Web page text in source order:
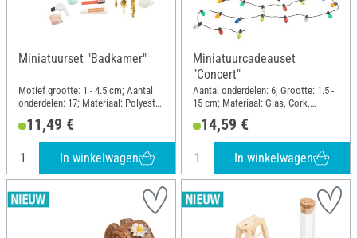
Miniatuurset "Badkamer"
Motief grootte: 1 - 4.5 cm; Aantal
onderdelen: 17; Materiaal: Polyester
(PES), Kunststof
11,49 €
In winkelwagen
Miniatuurcadeauset
"Concert"
Aantal onderdelen: 6; Grootte: 1.5 -
15 cm; Materiaal: Glas, Cork,
Kunststof, Hout
14,59 €
In winkelwagen